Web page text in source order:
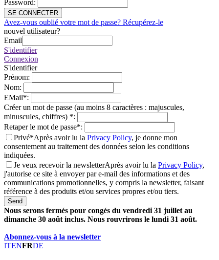
Password:
SE CONNECTER
Avez-vous oublié votre mot de passe? Récupérez-le
nouvel utilisateur?
Email
S'identifier
Connexion
S'identifier
Prénom:
Nom:
EMail*:
Créer un mot de passe (au moins 8 caractères : majuscules,
minuscules, chiffres) *:
Retaper le mot de passe*:
Privé*Après avoir lu la Privacy Policy, je donne mon
consentement au traitement des données selon les conditions
indiquées.
Je veux recevoir la newsletterAprès avoir lu la Privacy Policy,
j'autorise ce site à envoyer par e-mail des informations et des
communications promotionnelles, y compris la newsletter, faisant
référence à des produits et/ou services propres et/ou tiers.
Send
Nous serons fermés pour congés du vendredi 31 juillet au
dimanche 30 août inclus. Nous rouvrirons le lundi 31 août.
Abonnez-vous à la newsletter
ITENFRDE